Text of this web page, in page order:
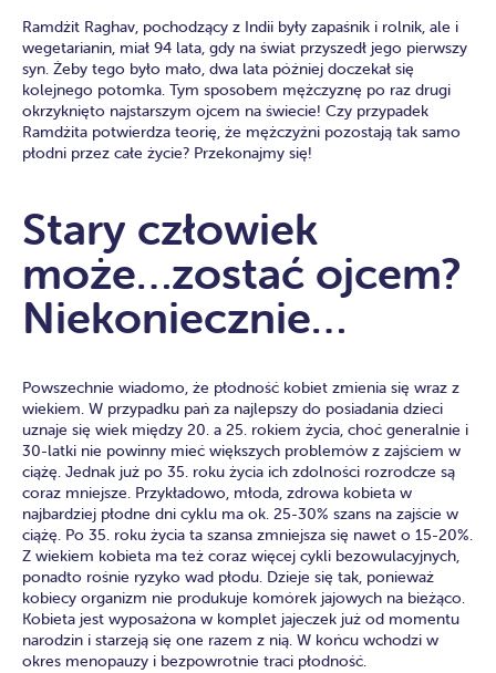
Ramdżit Raghav, pochodzący z Indii były zapaśnik i rolnik, ale i
wegetarianin, miał 94 lata, gdy na świat przyszedł jego pierwszy
syn. Żeby tego było mało, dwa lata później doczekał się
kolejnego potomka. Tym sposobem mężczyznę po raz drugi
okrzyknięto najstarszym ojcem na świecie! Czy przypadek
Ramdżita potwierdza teorię, że mężczyźni pozostają tak samo
płodni przez całe życie? Przekonajmy się!
Stary człowiek
może…zostać ojcem?
Niekoniecznie…
Powszechnie wiadomo, że płodność kobiet zmienia się wraz z
wiekiem. W przypadku pań za najlepszy do posiadania dzieci
uznaje się wiek między 20. a 25. rokiem życia, choć generalnie i
30-latki nie powinny mieć większych problemów z zajściem w
ciążę. Jednak już po 35. roku życia ich zdolności rozrodcze są
coraz mniejsze. Przykładowo, młoda, zdrowa kobieta w
najbardziej płodne dni cyklu ma ok. 25-30% szans na zajście w
ciążę. Po 35. roku życia ta szansa zmniejsza się nawet o 15-20%.
Z wiekiem kobieta ma też coraz więcej cykli bezowulacyjnych,
ponadto rośnie ryzyko wad płodu. Dzieje się tak, ponieważ
kobiecy organizm nie produkuje komórek jajowych na bieżąco.
Kobieta jest wyposażona w komplet jajeczek już od momentu
narodzin i starzeją się one razem z nią. W końcu wchodzi w
okres menopauzy i bezpowrotnie traci płodność.